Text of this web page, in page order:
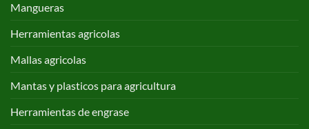
Mangueras
Herramientas agricolas
Mallas agricolas
Mantas y plasticos para agricultura
Herramientas de engrase